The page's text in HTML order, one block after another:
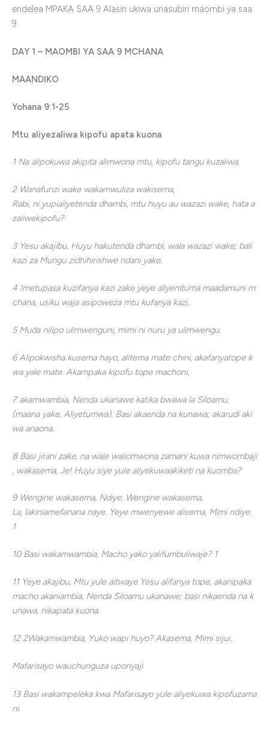
endelea MPAKA SAA 9 Alasiri ukiwa unasubiri maombi ya saa
9
DAY 1 – MAOMBI YA SAA 9 MCHANA
MAANDIKO
Yohana 9:1-25
Mtu aliyezaliwa kipofu apata kuona
1 Na alipokuwa akipita alimwona mtu, kipofu tangu kuzaliwa.
2 Wanafunzi wake wakamwuliza wakisema,
Rabi, ni yupialiyetenda dhambi, mtu huyu au wazazi wake, hata a
zaliwekipofu?
3 Yesu akajibu, Huyu hakutenda dhambi, wala wazazi wake; bali
kazi za Mungu zidhihirishwe ndani yake.
4 Imetupasa kuzifanya kazi zake yeye aliyenituma maadamuni m
chana, usiku waja asipoweza mtu kufanya kazi.
5 Muda nilipo ulimwenguni, mimi ni nuru ya ulimwengu.
6 Alipokwisha kusema hayo, alitema mate chini, akafanyatope k
wa yale mate. Akampaka kipofu tope machoni,
7 akamwambia, Nenda ukanawe katika bwawa la Siloamu,
(maana yake, Aliyetumwa). Basi akaenda na kunawa; akarudi aki
wa anaona.
8 Basi jirani zake, na wale waliomwona zamani kuwa nimwombaji
, wakasema, Je! Huyu siye yule aliyekuwaakiketi na kuomba?
9 Wengine wakasema, Ndiye. Wengine wakasema,
La, lakiniamefanana naye. Yeye mwenyewe alisema, Mimi ndiye.
1
10 Basi wakamwambia, Macho yako yalifumbuliwaje? 1
11 Yeye akajibu, Mtu yule aitwaye Yesu alifanya tope, akanipaka
macho akaniambia, Nenda Siloamu ukanawe; basi nikaenda na k
unawa, nikapata kuona.
12 2Wakamwambia, Yuko wapi huyo? Akasema, Mimi sijui.
Mafarisayo wauchunguza uponyaji
13 Basi wakampeleka kwa Mafarisayo yule aliyekuwa kipofuzama
ni.